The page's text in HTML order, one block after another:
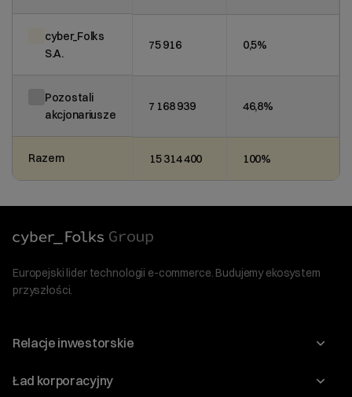
cyber_Folks
S.A.
75 916 0,5%
Pozostali
akcjonariusze
7 168 939 46,8%
Razem 15 314 400 100%
Europejski lider technologii e-commerce. Budujemy ekosystem
przyszłości.
Relacje inwestorskie
Raporty
Ład korporacyjny